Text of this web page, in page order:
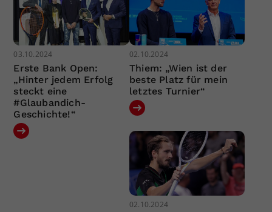
03.10.2024
Erste Bank Open:
„Hinter jedem Erfolg
steckt eine
#Glaubandich-
Geschichte!“
02.10.2024
Thiem: „Wien ist der
beste Platz für mein
letztes Turnier“
02.10.2024